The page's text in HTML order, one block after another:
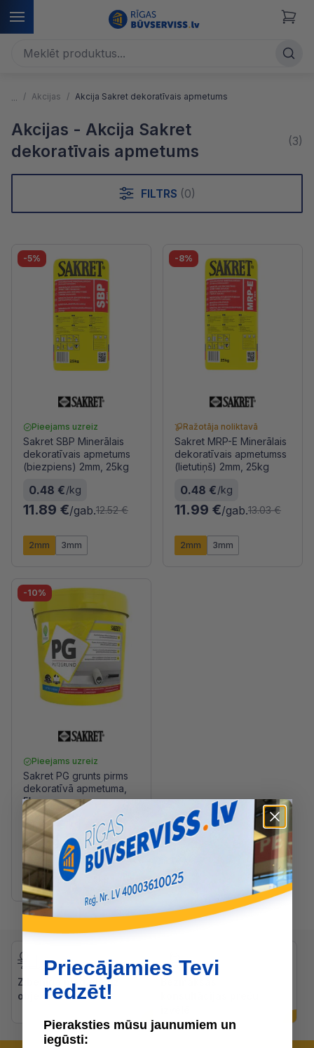
Akcijas Akcija Sakret dekoratīvais apmetums
Akcijas - Akcija Sakret
dekoratīvais apmetums
(3)
FILTRS (0)
-5%
Pieejams uzreiz
Sakret SBP Minerālais
dekoratīvais apmetums
(biezpiens) 2mm, 25kg
0.48 €/kg
11.89 €/gab.12.52 €
2mm 3mm
-8%
Ražotāja noliktavā
Sakret MRP-E Minerālais
dekoratīvais apmetumss
(lietutiņš) 2mm, 25kg
0.48 €/kg
11.99 €/gab.13.03 €
2mm 3mm
-10%
Pieejams uzreiz
Sakret PG grunts pirms
dekoratīvā apmetuma,
5kg
4.00 €
19.99 €/gab22.21 €
15kg
Zibenīga piegāde uz
objektiem
Priecājamies Tevi
redzēt!
Pieraksties mūsu jaunumiem un
iegūsti: